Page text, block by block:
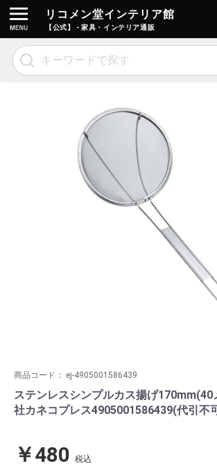
リコメン堂インテリア館
【公式】 - 家具・インテリア通販
商品コード： ej-4905001586439
ステンレスシンプルカス揚げ170mm(40
社カネコプレス4905001586439(代引不
￥480 税込